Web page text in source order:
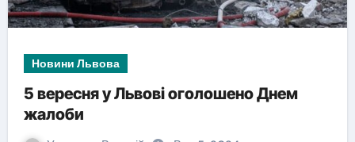
Новини Львова
5 вересня у Львові оголошено Днем
жалоби